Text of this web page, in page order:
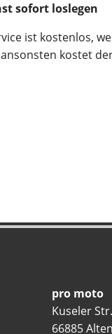
sofort loslegen
ist kostenlos,
kostet
pro moto
Kuseler
66885